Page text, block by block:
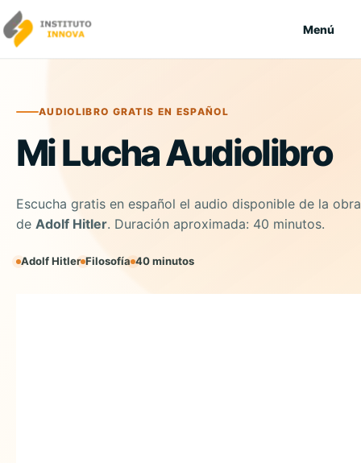
Saltar al contenido
Menú
AUDIOLIBRO GRATIS EN ESPAÑOL
Mi Lucha Audiolibro
Escucha gratis en español el audio disponible de la obra
de Adolf Hitler. Duración aproximada: 40 minutos.
Adolf Hitler Filosofía 40 minutos